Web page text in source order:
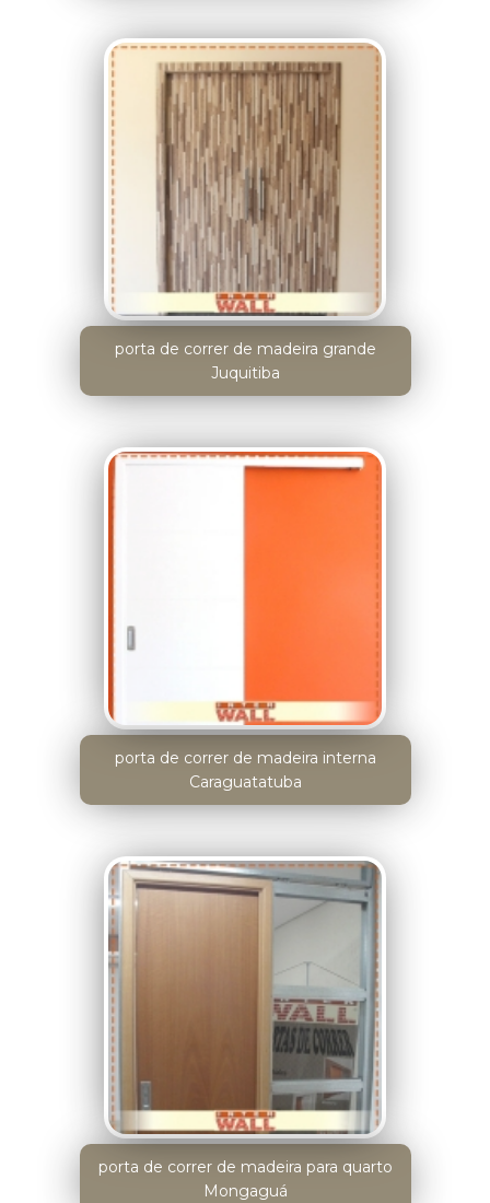
porta de correr de madeira grande
Juquitiba
porta de correr de madeira interna
Caraguatatuba
porta de correr de madeira para quarto
Mongaguá